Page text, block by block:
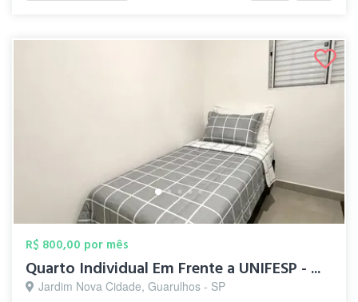
R$ 800,00 por mês
Quarto Individual Em Frente a UNIFESP - ...
Jardim Nova Cidade, Guarulhos - SP